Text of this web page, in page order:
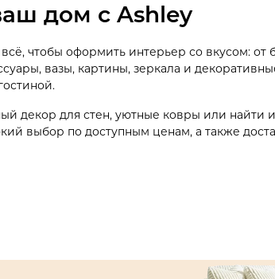
дом с Ashley
чтобы оформить интерьер со вкусом: от
вазы, картины, зеркала и
декор для стен, уютные ковры или
выбор по доступным ценам, а также